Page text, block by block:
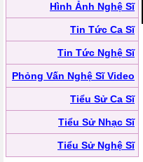
Hình Ảnh Nghệ Sĩ
Tin Tức Ca Sĩ
Tin Tức Nghệ Sĩ
Phỏng Vấn Nghệ Sĩ Video
Tiểu Sử Ca Sĩ
Tiểu Sử Nhạc Sĩ
Tiểu Sử Nghệ Sĩ